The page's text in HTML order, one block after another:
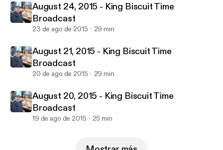
August 24, 2015 - King Biscuit Time
Broadcast
23 de ago de 2015 29 min
August 21, 2015 - King Biscuit Time
Broadcast
20 de ago de 2015 29 min
August 20, 2015 - King Biscuit Time
Broadcast
19 de ago de 2015 25 min